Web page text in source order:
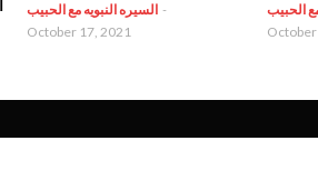
السيره النبويه مع الحبيب -
October 17, 2021
الحبيب